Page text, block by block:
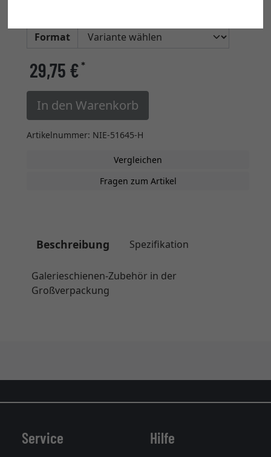
Format
29,75 €*
In den Warenkorb
Artikelnummer: NIE-51645-H
Vergleichen
Fragen zum Artikel
Beschreibung Spezifikation
Galerieschienen-Zubehör in der
Großverpackung
Service Hilfe